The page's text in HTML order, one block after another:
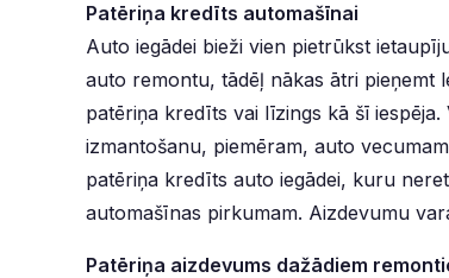
Patēriņa kredīts automašīnai
Auto iegādei bieži vien pietrūkst
auto remontu, tādēļ nākas ātri pieņemt
patēriņa kredīts vai līzings kā šī
izmantošanu, piemēram, auto
patēriņa kredīts auto iegādei, kuru
automašīnas pirkumam. Aizdevumu
Patēriņa aizdevums dažādiem